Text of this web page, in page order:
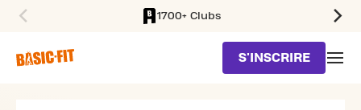
1700+ Clubs
S'INSCRIRE